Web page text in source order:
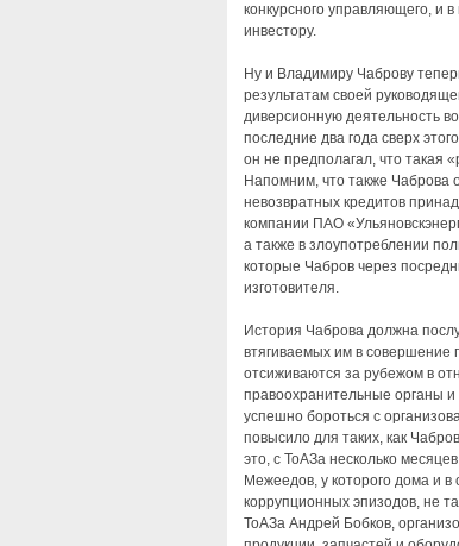
конкурсного управляющего, и
инвестору.
Ну и Владимиру Чаброву
результатам своей
диверсионную деятельность
последние два года сверх
он не предполагал, что такая
Напомним, что также Чаброва
невозвратных кредитов
компании ПАО
а также в злоупотреблении
которые Чабров через
изготовителя.
История Чаброва должна
втягиваемых им в совершение
отсиживаются за рубежом в
правоохранительные органы
успешно бороться с
повысило для таких, как
это, с ТоАЗа несколько
Межеедов, у которого дома и
коррупционных эпизодов, не
ТоАЗа Андрей Бобков,